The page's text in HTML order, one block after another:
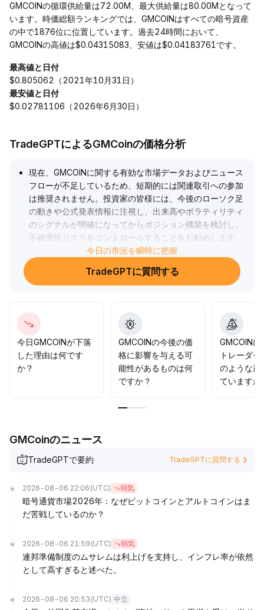
GMCOINの循環供給量は72.00M、最大供給量は80.00Mとなって
います。時価総額ランキングでは、GMCOINはすべての暗号資産
の中で1876位に位置しています。過去24時間において、
GMCOINの高値は$0.04315083、安値は$0.04183761です。
最高値と日付
$0.805062（2021年10月31日）
最安値と日付
$0.02781106（2026年6月30日）
TradeGPTによるGMCoinの価格分析
現在、GMCOINに関する有効な市場データおよびニュース
フローが不足しているため、短期的には関連取引への参加
は推奨されません。投資家の皆様には、今後のローソク足
の動きや公式発表情報に注視し、出来高やボラティリティ
のシグナルが明確になってからポジション構築を検討し、
不確実性リスクをコントロールすることをお勧めします。
今日の市況を瞬時に把握
TradeGPTに質問する
今日GMCOINが下落
した理由は何です
か？
GMCOINの今後の価
格に影響を与える可
能性があるものは何
ですか？
GMCOINに
トレーダ
のような声
ていますか
GMCoinのニュース
TradeGPTで要約 TradeGPTに質問する
2026-08-06 22:06 (UTC) 弱気
暗号通貨市場2026年：なぜビットコインとアルトコインはま
だ苦戦しているのか？
2026-08-06 21:59 (UTC) 弱気
連邦準備制度のムサレムは利上げを支持し、インフレ率が依然
として高すぎると述べた。
2026-08-06 20:53 (UTC) 中立